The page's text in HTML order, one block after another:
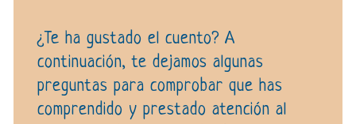
¿Te ha gustado el cuento? A
continuación, te dejamos algunas
preguntas para comprobar que has
comprendido y prestado atención al